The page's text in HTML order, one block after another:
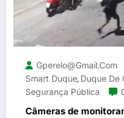
Gperelo@gmail.com
Smart Duque, Duque De
Segurança Pública
Câmeras de